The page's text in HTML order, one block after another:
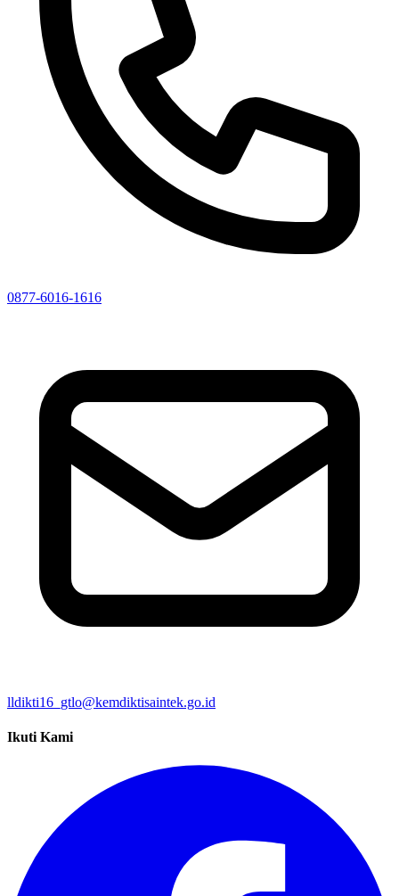
0877-6016-1616
lldikti16_gtlo@kemdiktisaintek.go.id
Ikuti Kami